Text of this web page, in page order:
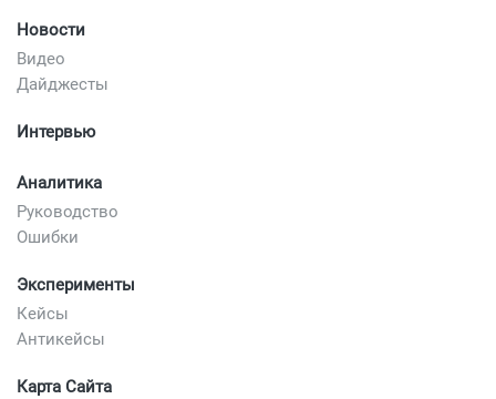
Новости
Видео
Дайджесты
Интервью
Аналитика
Руководство
Ошибки
Эксперименты
Кейсы
Антикейсы
Карта Сайта